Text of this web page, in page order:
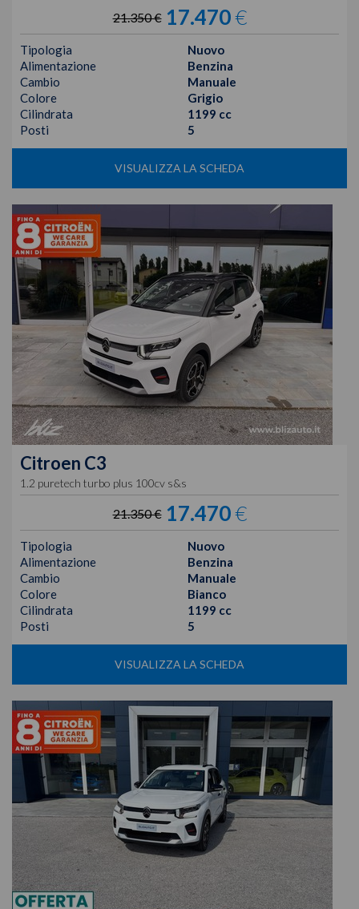
21.350 € 17.470€
Tipologia
Nuovo
Alimentazione
Benzina
Cambio
Manuale
Colore
Grigio
Cilindrata
1199 cc
Posti
5
VISUALIZZA LA SCHEDA
Citroen C3
1.2 puretech turbo plus 100cv s&s
21.350 € 17.470€
Tipologia
Nuovo
Alimentazione
Benzina
Cambio
Manuale
Colore
Bianco
Cilindrata
1199 cc
Posti
5
VISUALIZZA LA SCHEDA